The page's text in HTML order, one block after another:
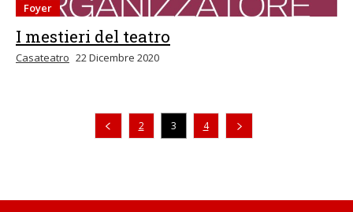
Foyer
I mestieri del teatro
Casateatro 22 Dicembre 2020
Pagina precedente
2 3 4